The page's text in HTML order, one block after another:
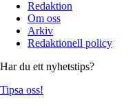
Redaktion
Om oss
Arkiv
Redaktionell policy
Har du ett nyhetstips?
Tipsa oss!